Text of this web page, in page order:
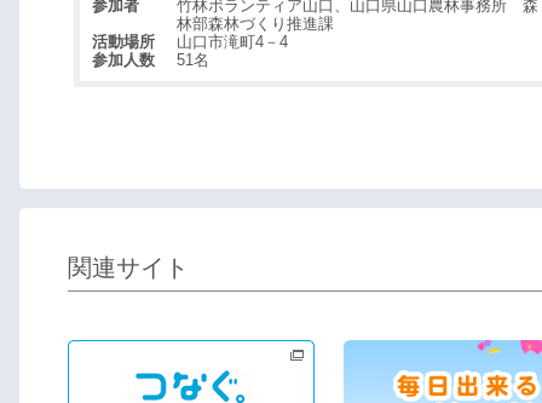
参加者
竹林ボランティア山口、山口県山口農林事務所 森
林部森林づくり推進課
活動場所
山口市滝町4－4
参加人数
51名
関連サイト